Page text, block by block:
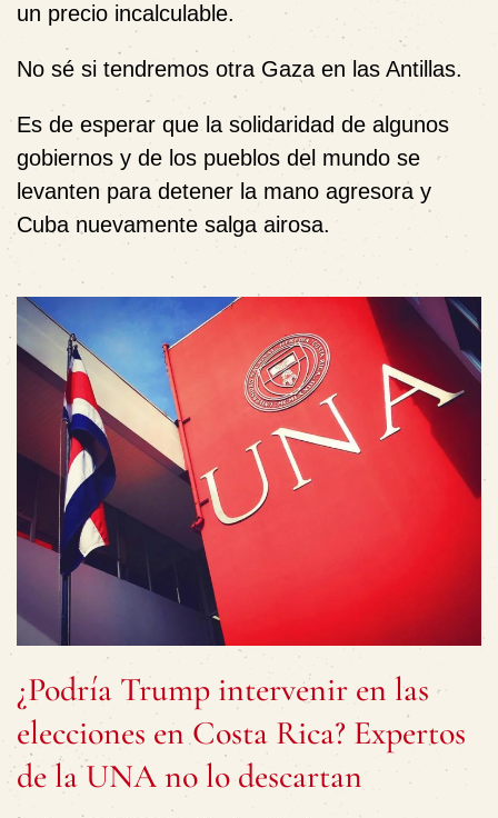
un precio incalculable.
No sé si tendremos otra Gaza en las Antillas.
Es de esperar que la solidaridad de algunos
gobiernos y de los pueblos del mundo se
levanten para detener la mano agresora y
Cuba nuevamente salga airosa.
¿Podría Trump intervenir en las
elecciones en Costa Rica? Expertos
de la UNA no lo descartan